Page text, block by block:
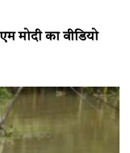
मोदी का वीडियो